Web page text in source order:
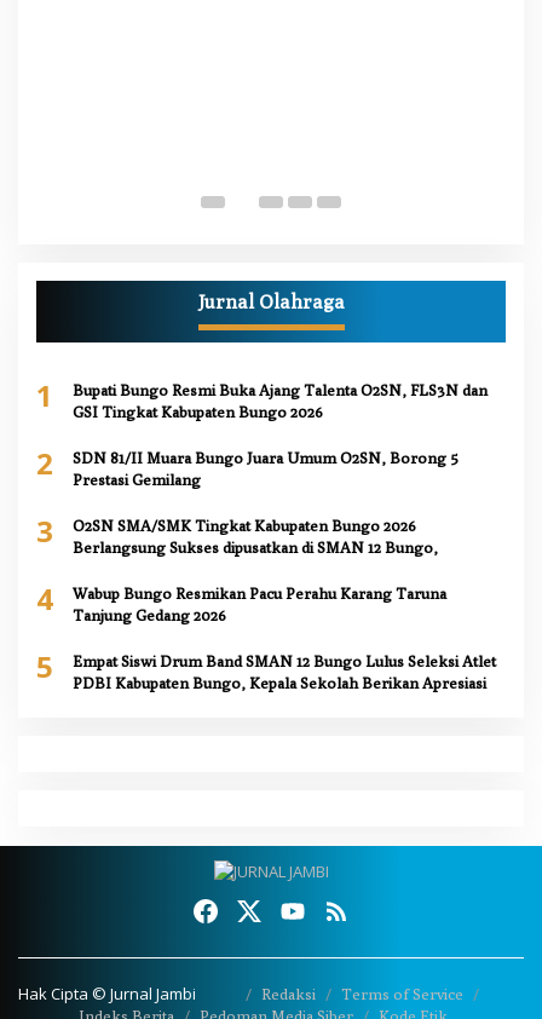
Jurnal Olahraga
1
Bupati Bungo Resmi Buka Ajang Talenta O2SN, FLS3N dan
GSI Tingkat Kabupaten Bungo 2026
2
SDN 81/II Muara Bungo Juara Umum O2SN, Borong 5
Prestasi Gemilang
3
O2SN SMA/SMK Tingkat Kabupaten Bungo 2026
Berlangsung Sukses dipusatkan di SMAN 12 Bungo,
4
Wabup Bungo Resmikan Pacu Perahu Karang Taruna
Tanjung Gedang 2026
5
Empat Siswi Drum Band SMAN 12 Bungo Lulus Seleksi Atlet
PDBI Kabupaten Bungo, Kepala Sekolah Berikan Apresiasi
Hak Cipta © Jurnal Jambi Redaksi
Terms of Service